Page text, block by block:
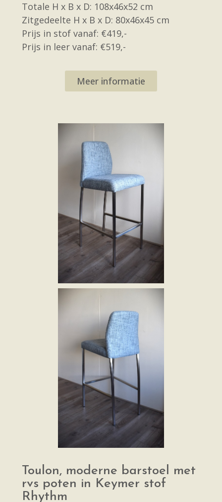
Totale H x B x D: 108x46x52 cm
Zitgedeelte H x B x D: 80x46x45 cm
Prijs in stof vanaf: €419,-
Prijs in leer vanaf: €519,-
Meer informatie
Toulon, moderne barstoel met
rvs poten in Keymer stof
Rhythm